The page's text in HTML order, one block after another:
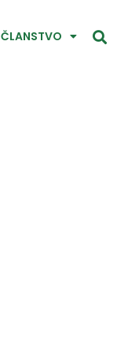
ČLANSTVO